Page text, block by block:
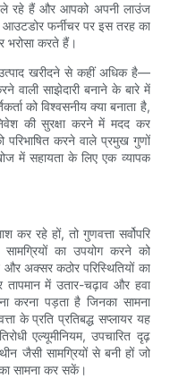
रहे हैं और आपको अपनी लाउंज
फर्नीचर पर इस तरह का
भरोसा करते हैं।
खरीदने से कहीं अधिक है—
वाली साझेदारी बनाने के बारे में
को विश्वसनीय क्या बनाता है,
की सुरक्षा करने में मदद कर
करने वाले प्रमुख गुणों
में सहायता के लिए एक व्यापक
रहे हों, तो गुणवत्ता सर्वोपरि
का उपयोग करने को
और अक्सर कठोर परिस्थितियों का
में उतार-चढ़ाव और हवा
करना पड़ता है जिनका सामना
के प्रति प्रतिबद्ध सप्लायर यह
एल्यूमीनियम, उपचारित दृढ़
जैसी सामग्रियों से बनी हों जो
सामना कर सकें।